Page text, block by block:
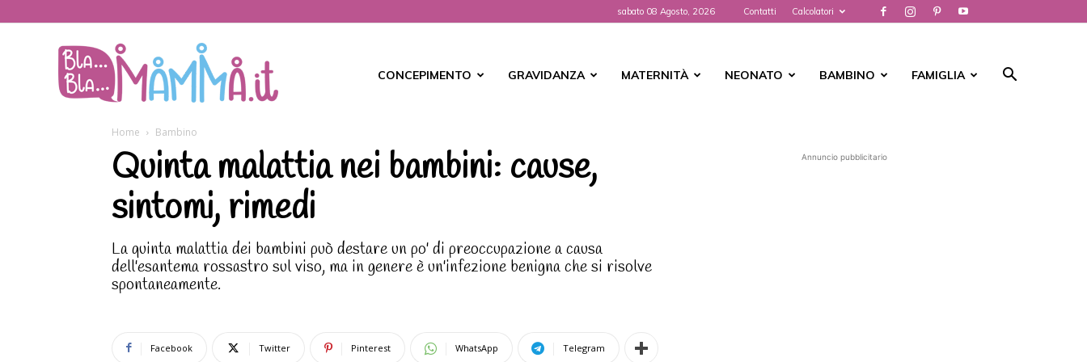
sabato 08 Agosto, 2026 Contatti Calcolatori
CONCEPIMENTO GRAVIDANZA MATERNITÀ NEONATO BAMBINO FAMIGLIA
Home Bambino
Quinta malattia nei bambini: cause,
sintomi, rimedi
La quinta malattia dei bambini può destare un po' di preoccupazione a causa
dell'esantema rossastro sul viso, ma in genere è un'infezione benigna che si risolve
spontaneamente.
Facebook Twitter Pinterest WhatsApp Telegram
Annuncio pubblicitario